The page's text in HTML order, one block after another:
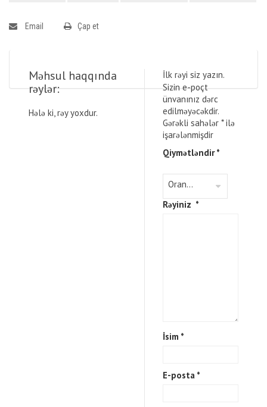
Email Çap et
Məhsul haqqında
rəylər:
Hələ ki, rəy yoxdur.
İlk rəyi siz yazın.
Sizin e-poçt
ünvanınız dərc
edilməyəcəkdir.
Gərəkli sahələr *ilə
işarələnmişdir
Qiymətləndir*
Rəyiniz *
İsim *
E-posta *